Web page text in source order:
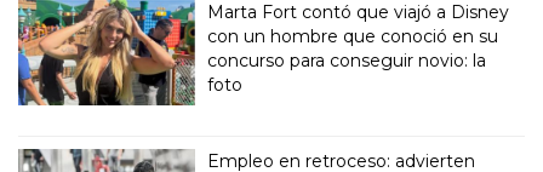
Marta Fort contó que viajó a Disney
con un hombre que conoció en su
concurso para conseguir novio: la
foto
Empleo en retroceso: advierten